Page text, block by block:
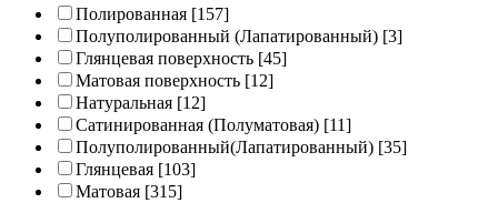
Полированная [157]
Полуполированный (Лапатированный) [3]
Глянцевая поверхность [45]
Матовая поверхность [12]
Натуральная [12]
Сатинированная (Полуматовая) [11]
Полуполированный(Лапатированный) [35]
Глянцевая [103]
Матовая [315]